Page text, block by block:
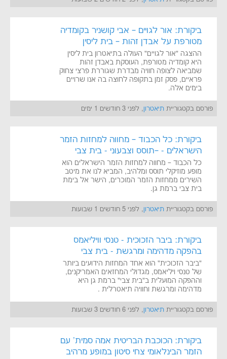
ביקורת: אור לגויים – אבי קושניר בקומדיה
מטורפת על אבדן זהות – בית ליסין
ההצגה "אור לגויים" העולה בתיאטרון בית ליסין
היא קומדיה מטורפת, העוסקת באבדן זהות
שמביאה לצופה חוויה מבדרת שגוררת פרצי צחוק
פראיים, פסק זמן בתקופה לחוצה בה אנו שרויים
בימים אלה.
פורסם בקטגוריית תיאטרון, לפני 3 חודשים 1 ימים
ביקורת: כל הכבוד – מחווה למחזות הזמר
הישראלים - –תוסס וצבעוני - בית צבי
כל הכבוד – מחווה למחזות הזמר הישראלים הוא
מופע מוזיקלי תוסס ומלהיב, המביא לנו את מיטב
השירים ממחזות הזמר המוכרים, הישר אל בימת
בית צבי ברמת גן.
פורסם בקטגוריית תיאטרון, לפני 5 חודשים 1 שבועות
ביקורת: ביבר הזכוכית - טנסי וויליאמס
בהפקה מדהימה ומרגשת - בית צבי
"ביבר הזכוכית" הוא אחד המחזות הידועים ביותר
של טנסי ויליאמס, מגדולי המחזאים האמריקנים,
וההפקה המועלית ב"בית צבי" ברמת גן היא
מדהימה ומרגשת וחוויה תיאטרלית .
פורסם בקטגוריית תיאטרון, לפני 6 חודשים 3 שבועות
ביקורת: הכוכבת הבריטית אמה סמית' עם
הזמר הבינלאומי צחי סיטון במופע מרהיב